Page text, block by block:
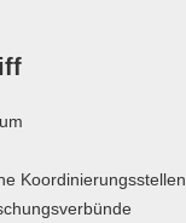
Koordinierungsstellen